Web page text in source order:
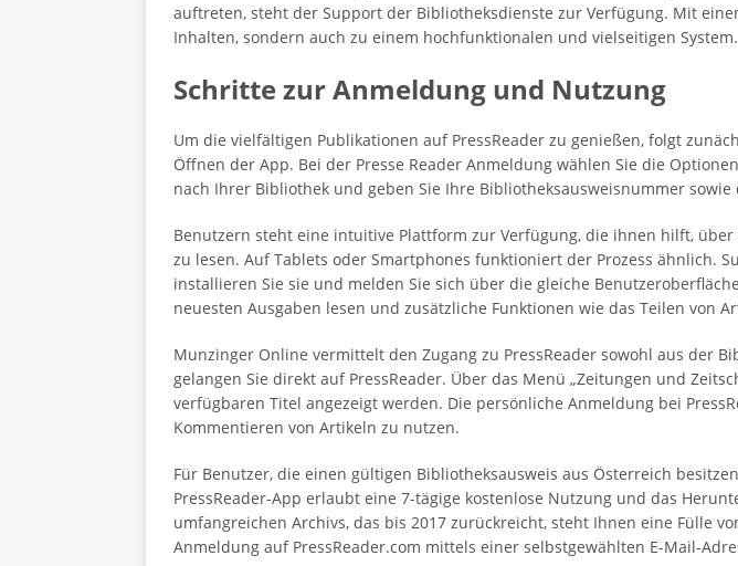
auftreten, steht der Support der Bibliotheksdienste zur Verfügung. Mit
Inhalten, sondern auch zu einem hochfunktionalen und vielseitigen System.
Schritte zur Anmeldung und Nutzung
Um die vielfältigen Publikationen auf PressReader zu genießen, folgt
Öffnen der App. Bei der Presse Reader Anmeldung wählen Sie die
nach Ihrer Bibliothek und geben Sie Ihre Bibliotheksausweisnummer
Benutzern steht eine intuitive Plattform zur Verfügung, die ihnen hilft,
zu lesen. Auf Tablets oder Smartphones funktioniert der Prozess ähnlich.
installieren Sie sie und melden Sie sich über die gleiche
neuesten Ausgaben lesen und zusätzliche Funktionen wie das Teilen von
Munzinger Online vermittelt den Zugang zu PressReader sowohl aus der
gelangen Sie direkt auf PressReader. Über das Menü „Zeitungen und
verfügbaren Titel angezeigt werden. Die persönliche Anmeldung bei
Kommentieren von Artikeln zu nutzen.
Für Benutzer, die einen gültigen Bibliotheksausweis aus Österreich
PressReader-App erlaubt eine 7-tägige kostenlose Nutzung und das
umfangreichen Archivs, das bis 2017 zurückreicht, steht Ihnen eine Fülle
Anmeldung auf PressReader.com mittels einer selbstgewählten E-Mail-